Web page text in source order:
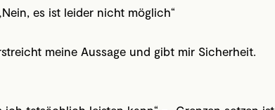
es ist leider nicht möglich“
meine Aussage und gibt mir Sicherheit.